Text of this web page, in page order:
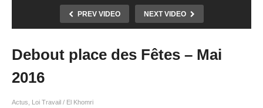
PREV VIDEO NEXT VIDEO
Debout place des Fêtes – Mai
2016
Actus
Loi Travail / El Khomri